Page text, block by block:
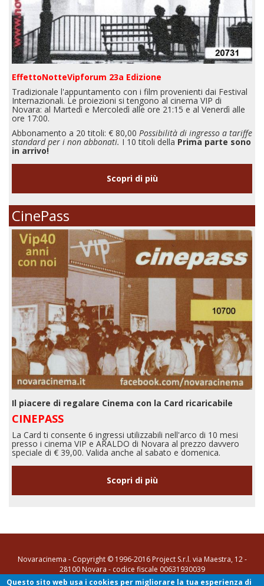
EffettoNotteVipforum 23a Edizione
Tradizionale l'appuntamento con i film provenienti dai Festival
Internazionali. Le proiezioni si tengono al cinema VIP di
Novara: al Martedì e Mercoledì alle ore 21:15 e al Venerdì alle
ore 17:00.
Abbonamento a 20 titoli: € 80,00 Possibilità di ingresso a tariffe
standard per i non abbonati. I 10 titoli della Prima parte sono
in arrivo!
Scopri di più
CinePass
Il piacere di regalare Cinema con la Card ricaricabile
CINEPASS
La Card ti consente 6 ingressi utilizzabili nell'arco di 10 mesi
presso i cinema VIP e ARALDO di Novara al prezzo davvero
speciale di € 39,00. Valida anche al sabato e domenica.
Scopri di più
Novaracinema - Copyright © 1996-2016 Project S.r.l. via Maestra, 12 -
28100 Novara - codice fiscale 00631930039
Questo sito web usa i cookies per migliorare la tua esperienza di